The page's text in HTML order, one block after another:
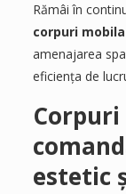
Rămâi în
corpuri mobila
amenajarea
eficiența de
estetic